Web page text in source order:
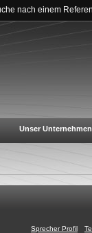
nach einem
Unser Unternehmen
Sprecher Profil